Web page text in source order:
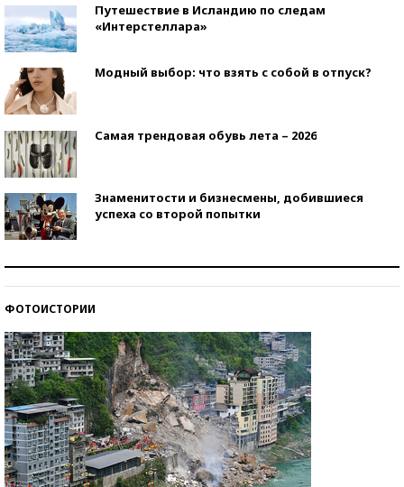
Путешествие в Исландию по следам
«Интерстеллара»
Модный выбор: что взять с собой в отпуск?
Самая трендовая обувь лета – 2026
Знаменитости и бизнесмены, добившиеся
успеха со второй попытки
ФОТОИСТОРИИ